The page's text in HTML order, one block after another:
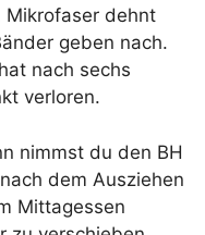
Mikrofaser dehnt
geben nach.
nach sechs
verloren.
nimmst du den BH
dem Ausziehen
Mittagessen